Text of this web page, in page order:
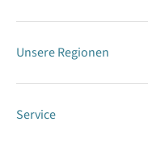
Unsere Regionen
Service